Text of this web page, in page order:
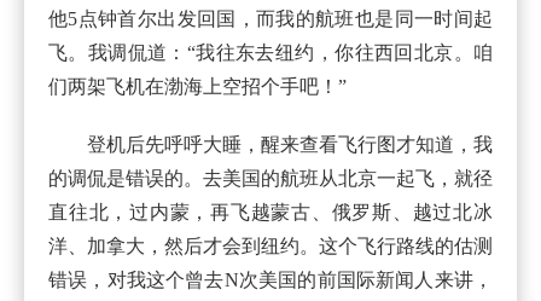
他5点钟首尔出发回国，而我的航班也是同一时间起
飞。我调侃道：“我往东去纽约，你往西回北京。咱
们两架飞机在渤海上空招个手吧！”
登机后先呼呼大睡，醒来查看飞行图才知道，我
的调侃是错误的。去美国的航班从北京一起飞，就径
直往北，过内蒙，再飞越蒙古、俄罗斯、越过北冰
洋、加拿大，然后才会到纽约。这个飞行路线的估测
错误，对我这个曾去N次美国的前国际新闻人来讲，